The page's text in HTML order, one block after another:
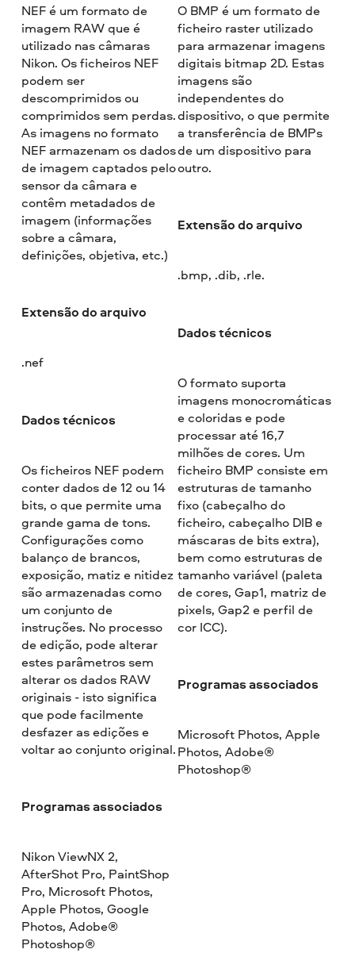
NEF é um formato de
imagem RAW que é
utilizado nas câmaras
Nikon. Os ficheiros NEF
podem ser
descomprimidos ou
comprimidos sem perdas.
As imagens no formato
NEF armazenam os dados
de imagem captados pelo
sensor da câmara e
contêm metadados de
imagem (informações
sobre a câmara,
definições, objetiva, etc.)
Extensão do arquivo
.nef
Dados técnicos
Os ficheiros NEF podem
conter dados de 12 ou 14
bits, o que permite uma
grande gama de tons.
Configurações como
balanço de brancos,
exposição, matiz e nitidez
são armazenadas como
um conjunto de
instruções. No processo
de edição, pode alterar
estes parâmetros sem
alterar os dados RAW
originais - isto significa
que pode facilmente
desfazer as edições e
voltar ao conjunto original.
Programas associados
Nikon ViewNX 2,
AfterShot Pro, PaintShop
Pro, Microsoft Photos,
Apple Photos, Google
Photos, Adobe®
Photoshop®
O BMP é um formato de
ficheiro raster utilizado
para armazenar imagens
digitais bitmap 2D. Estas
imagens são
independentes do
dispositivo, o que permite
a transferência de BMPs
de um dispositivo para
outro.
Extensão do arquivo
.bmp, .dib, .rle.
Dados técnicos
O formato suporta
imagens monocromáticas
e coloridas e pode
processar até 16,7
milhões de cores. Um
ficheiro BMP consiste em
estruturas de tamanho
fixo (cabeçalho do
ficheiro, cabeçalho DIB e
máscaras de bits extra),
bem como estruturas de
tamanho variável (paleta
de cores, Gap1, matriz de
pixels, Gap2 e perfil de
cor ICC).
Programas associados
Microsoft Photos, Apple
Photos, Adobe®
Photoshop®